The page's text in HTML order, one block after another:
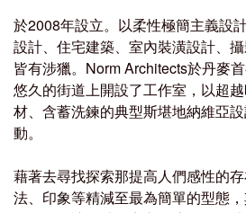
於2008年設立。以柔性極簡主義設
設計、住宅建築、室內裝潢設計、
皆有涉獵。 Norm Architects於丹麥
悠久的街道上開設了工作室，以超
材、含蓄洗鍊的典型斯堪地納維亞
動。
藉著去尋找探索那提高人們感性的
法、印象等精減至最為簡單的型態